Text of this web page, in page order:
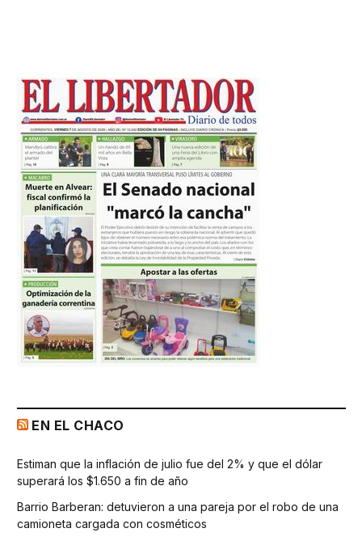
EN EL CHACO
Estiman que la inflación de julio fue del 2% y que el dólar
superará los $1.650 a fin de año
Barrio Barberan: detuvieron a una pareja por el robo de una
camioneta cargada con cosméticos